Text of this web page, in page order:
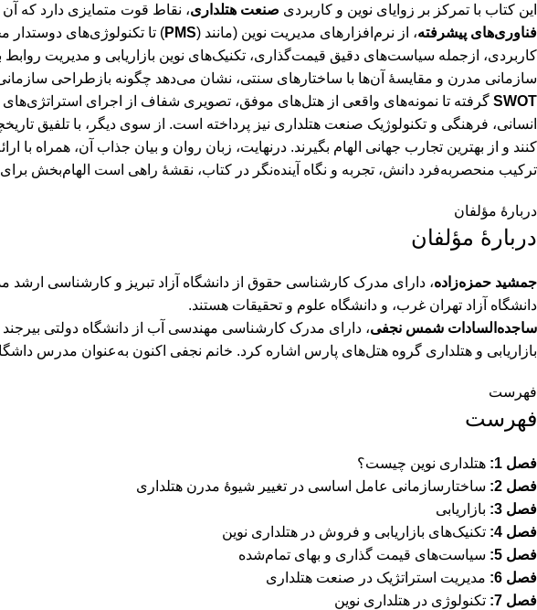
این کتاب با تمرکز بر زوایای نوین و کاربردی صنعت هتلداری، نقاط قوت متمایزی دارد که
فناوری‌های پیشرفته، از نرم‌افزارهای مدیریت نوین (مانند (PMS) تا تکنولوژی‌های
کاربردی، ازجمله سیاست‌های دقیق قیمت‌گذاری، تکنیک‌های نوین بازاریابی و مدیریت
سازمانی مدرن و مقایسۀ آن‌ها با ساختارهای سنتی، نشان می‌دهد چگونه بازطراحی
SWOT گرفته تا نمونه‌های واقعی از هتل‌های موفق، تصویری شفاف از اجرای استراتژی‌های
انسانی، فرهنگی و تکنولوژیک صنعت هتلداری نیز پرداخته است. از سوی دیگر، با تلفیق
کنند و از بهترین تجارب جهانی الهام بگیرند. درنهایت، زبان روان و بیان جذاب آن، همراه
ترکیب منحصربه‌فرد دانش، تجربه و نگاه آینده‌نگر در کتاب، نقشۀ راهی است الهام‌بخش
دربارۀ مؤلفان
دربارۀ مؤلفان
جمشید حمزه‌زاده، دارای مدرک کارشناسی حقوق از دانشگاه آزاد تبریز و کارشناسی
دانشگاه آزاد تهران غرب، و دانشگاه علوم و تحقیقات هستند.
ساجده‌السادات شمس نجفی
بازاریابی و هتلداری گروه هتل‌های پارس اشاره کرد. خانم نجفی اکنون به‌عنوان مدرس
فهرست
فهرست
فصل 1:
هتلداری نوین چیست؟
فصل 2:
ساختارسازمانی عامل اساسی در تغییر شیوۀ مدرن هتلداری
فصل 3:
بازاریابی
فصل 4:
تکنیک‌های بازاریابی و فروش در هتلداری نوین
فصل 5:
سیاست‌های قیمت گذاری و بهای تمام‌شده
فصل 6:
مدیریت استراتژیک در صنعت هتلداری
فصل 7:
تکنولوژی در هتلداری نوین